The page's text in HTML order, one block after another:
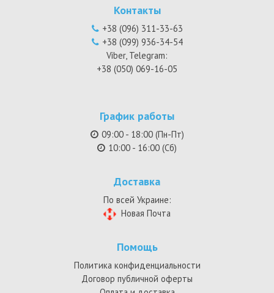
Контакты
+38 (096) 311-33-63
+38 (099) 936-34-54
Viber, Telegram:
+38 (050) 069-16-05
График работы
09:00 - 18:00 (Пн-Пт)
10:00 - 16:00 (Сб)
Доставка
По всей Украине:
Новая Почта
Помощь
Политика конфиденциальности
Договор публичной оферты